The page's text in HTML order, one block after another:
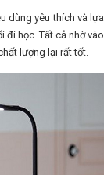
dùng yêu thích và lựa
đi học. Tất cả nhờ vào
lượng lại rất tốt.